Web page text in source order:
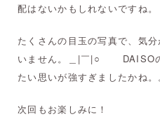
配はないかもしれないですね。
たくさんの目玉の写真で、気
いません。＿|￣|○ DAISOの
たい思いが強すぎましたかね
次回もお楽しみに！